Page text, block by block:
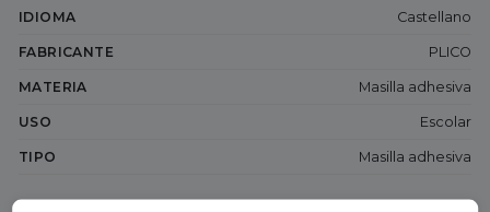
IDIOMA Castellano
FABRICANTE PLICO
MATERIA Masilla adhesiva
USO Escolar
TIPO Masilla adhesiva